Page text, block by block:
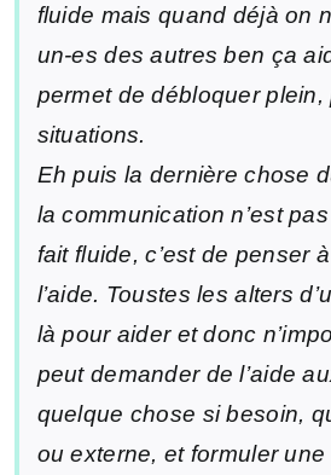
fluide mais quand déjà on
un-es des autres ben ça
permet de débloquer plein,
situations.
Eh puis la dernière chose
la communication n’est
fait fluide, c’est de penser
l’aide. Toustes les alters
là pour aider et donc
peut demander de l’aide
quelque chose si besoin,
ou externe, et formuler